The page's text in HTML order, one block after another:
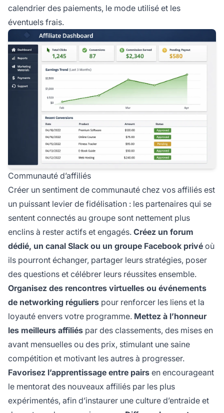
calendrier des paiements, le mode utilisé et les
éventuels frais.
Communauté d’affiliés
Créer un sentiment de communauté chez vos affiliés est
un puissant levier de fidélisation : les partenaires qui se
sentent connectés au groupe sont nettement plus
enclins à rester actifs et engagés. Créez un forum
dédié, un canal Slack ou un groupe Facebook privé où
ils pourront échanger, partager leurs stratégies, poser
des questions et célébrer leurs réussites ensemble.
Organisez des rencontres virtuelles ou événements
de networking réguliers pour renforcer les liens et la
loyauté envers votre programme. Mettez à l’honneur
les meilleurs affiliés par des classements, des mises en
avant mensuelles ou des prix, stimulant une saine
compétition et motivant les autres à progresser.
Favorisez l’apprentissage entre pairs en encourageant
le mentorat des nouveaux affiliés par les plus
expérimentés, afin d’instaurer une culture d’entraide et